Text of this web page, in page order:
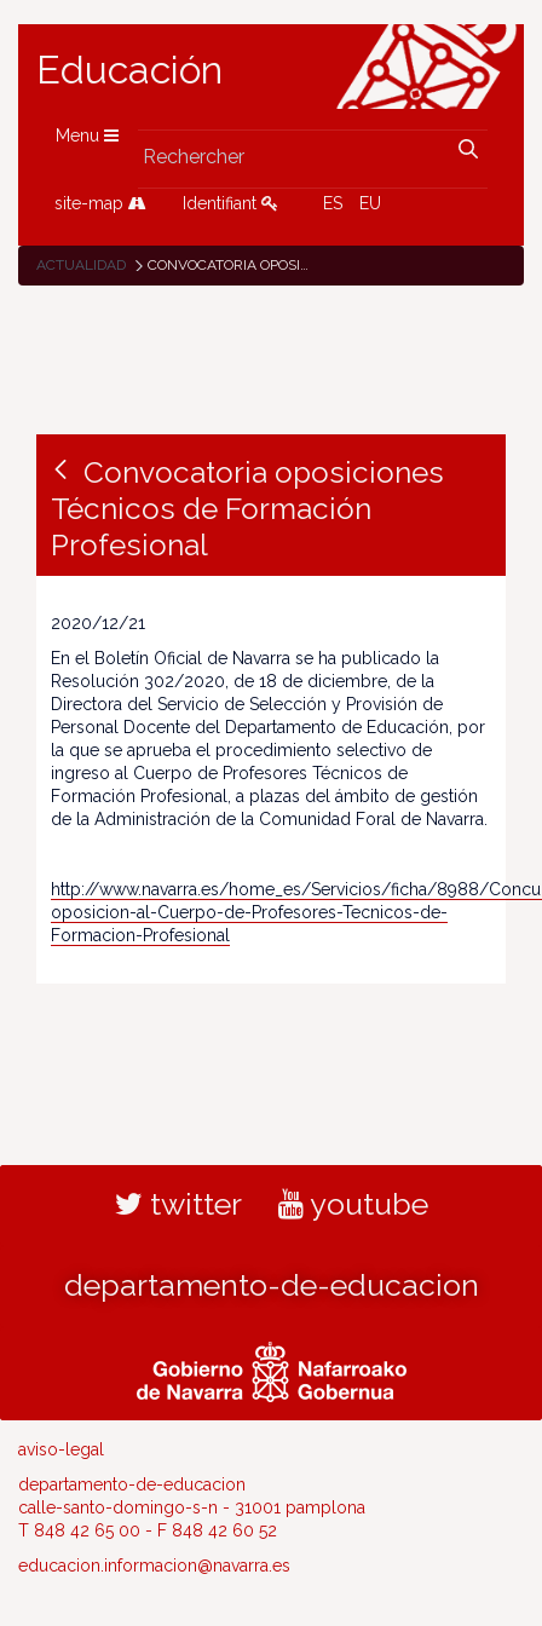
Educación
Menu
site-map Identifiant ES EU
ACTUALIDAD CONVOCATORIA OPOSICIONES TÉCNICOS DE FORMACIÓN PROFESIONAL
Convocatoria oposiciones
Técnicos de Formación
Profesional
2020/12/21
En el Boletín Oficial de Navarra se ha publicado la
Resolución 302/2020, de 18 de diciembre, de la
Directora del Servicio de Selección y Provisión de
Personal Docente del Departamento de Educación, por
la que se aprueba el procedimiento selectivo de
ingreso al Cuerpo de Profesores Técnicos de
Formación Profesional, a plazas del ámbito de gestión
de la Administración de la Comunidad Foral de Navarra.
http://www.navarra.es/home_es/Servicios/ficha/8988/
oposicion-al-Cuerpo-de-Profesores-Tecnicos-de-
Formacion-Profesional
twitter youtube
departamento-de-educacion
aviso-legal
departamento-de-educacion
calle-santo-domingo-s-n - 31001 pamplona
T 848 42 65 00 - F 848 42 60 52
educacion.informacion@navarra.es